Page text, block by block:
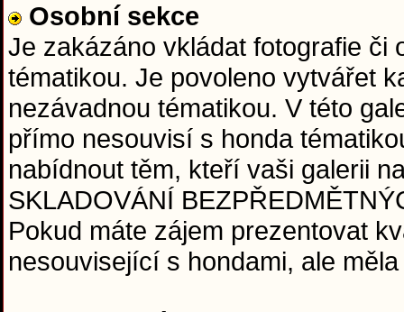
Osobní sekce
Je zakázáno vkládat fotografie či
tématikou. Je povoleno vytvářet
nezávadnou tématikou. V této
přímo nesouvisí s honda
nabídnout těm, kteří vaši galerii
SKLADOVÁNÍ
Pokud máte zájem prezentovat
nesouvisející s hondami, ale